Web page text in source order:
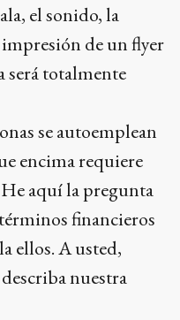
el sonido, la
de un flyer
será totalmente
se autoemplean
encima requiere
aquí la pregunta
financieros
ellos. A usted,
nuestra